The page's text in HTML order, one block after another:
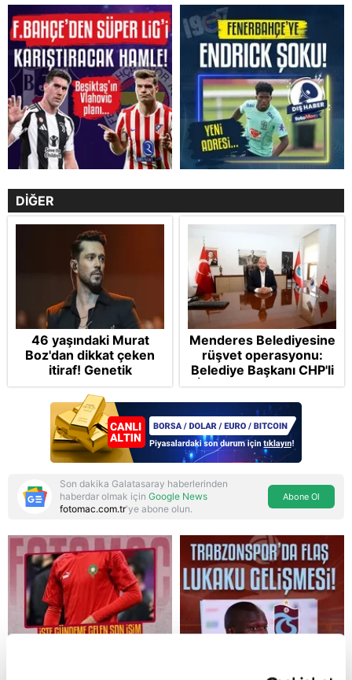
Reddet
DİĞER
46 yaşındaki Murat
Boz'dan dikkat çeken
itiraf! Genetik
korkusunu açıkladı
Menderes Belediyesine
rüşvet operasyonu:
Belediye Başkanı CHP'li
İlkay Çiçek tutuklandı
Son dakika Galatasaray haberlerinden
haberdar olmak için Google News
fotomac.com.tr'ye abone olun.
Abone Ol